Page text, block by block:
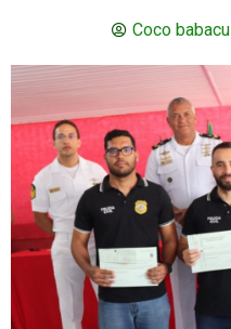
Coco babacu